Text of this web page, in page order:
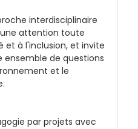
interdisciplinaire
attention toute
et à l'inclusion, et invite
de questions
et le
par projets avec